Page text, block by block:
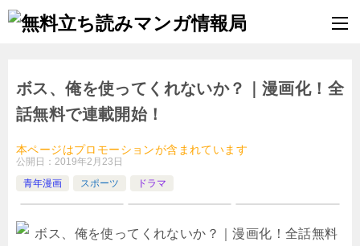
ボス、俺を使ってくれないか？｜漫画化！全
話無料で連載開始！
本ページはプロモーションが含まれています
公開日： 2019年2月23日
青年漫画
スポーツ ドラマ